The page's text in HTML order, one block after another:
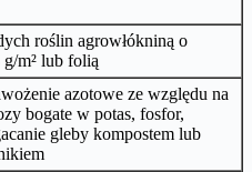
roślin agrowłókniną o
g/m² lub folią
azotowe ze względu na
bogate w potas, fosfor,
gleby kompostem lub